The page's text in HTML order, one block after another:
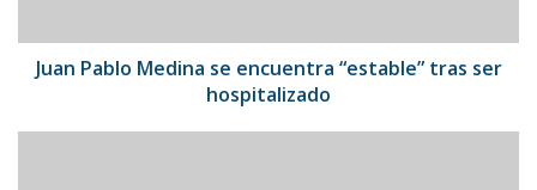
hospitalizado
Juan Pablo Medina se encuentra “estable” tras ser
hospitalizado